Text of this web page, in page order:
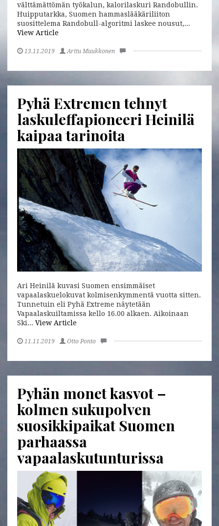
välttämättömän työkalun, kalorilaskuri Randobullin.
Huipputarkka, Suomen hammaslääkäriliiton
suosittelema Randobull-algoritmi laskee nousut,...
View Article
13.11.2019 Arttu Muukkonen
Pyhä Extremen tehnyt
laskuleffapioneeri Heinilä
kaipaa tarinoita
Ari Heinilä kuvasi Suomen ensimmäiset
vapaalaskuelokuvat kolmisenkymmentä vuotta sitten.
Tunnetuin eli Pyhä Extreme näytetään
Vapaalaskuiltamissa kello 16.00 alkaen. Aikoinaan
Ski... View Article
11.11.2019 Otto Ponto
Pyhän monet kasvot –
kolmen sukupolven
suosikkipaikat Suomen
parhaassa
vapaalaskutunturissa